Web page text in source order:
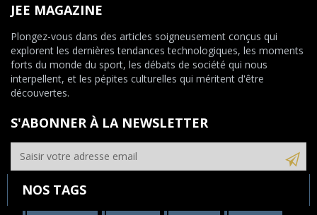
JEE MAGAZINE
Plongez-vous dans des articles soigneusement conçus qui
explorent les dernières tendances technologiques, les moments
forts du monde du sport, les débats de société qui nous
interpellent, et les pépites culturelles qui méritent d'être
découvertes.
S'ABONNER À LA NEWSLETTER
NOS TAGS